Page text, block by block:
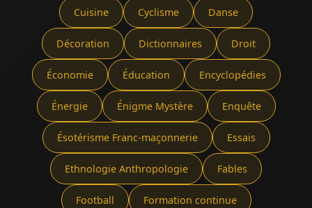
Cuisine Cyclisme Danse
Décoration Dictionnaires Droit
Économie Éducation Encyclopédies
Énergie Énigme Mystère Enquête
Ésotérisme Franc-maçonnerie Essais
Ethnologie Anthropologie Fables
Football Formation continue